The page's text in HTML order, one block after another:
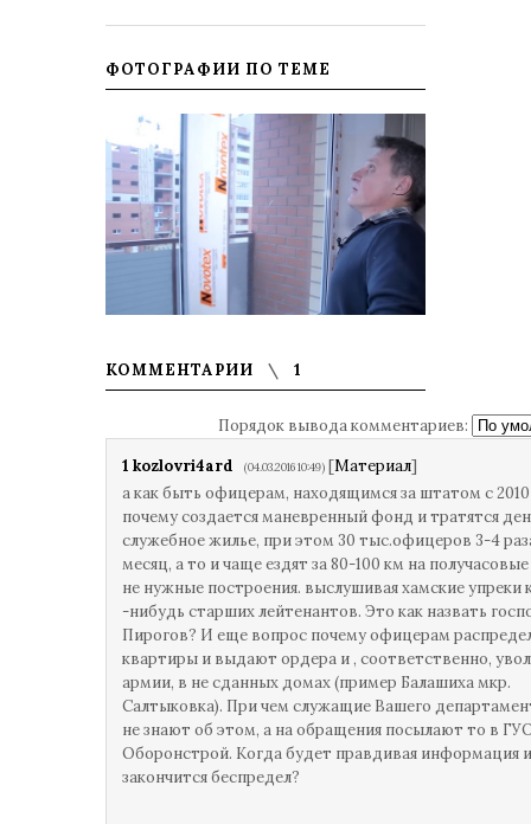
ФОТОГРАФИИ ПО ТЕМЕ
КОММЕНТАРИИ 1
Порядок вывода комментариев:
1 kozlovri4ard (04.03.2016 10:49) [Материал]
а как быть офицерам, находящимся за штатом с
почему создается маневренный фонд и тратятся
служебное жилье, при этом 30 тыс.офицеров 3-4
месяц, а то и чаще ездят за 80-100 км на
не нужные построения. выслушивая хамские упреки
-нибудь старших лейтенантов. Это как назвать
Пирогов? И еще вопрос почему офицерам
квартиры и выдают ордера и , соответственно,
армии, в не сданных домах (пример Балашиха мкр.
Салтыковка). При чем служащие Вашего
не знают об этом, а на обращения посылают то в
Оборонстрой. Когда будет правдивая информация
закончится беспредел?